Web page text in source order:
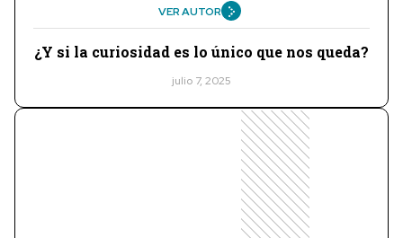
VER AUTOR
¿Y si la curiosidad es lo único que nos queda?
julio 7, 2025